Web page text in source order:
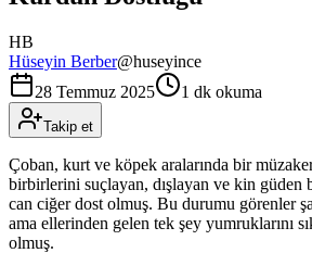
HB
Hüseyin Berber@huseyince
28 Temmuz 2025
1 dk okuma
Takip et
Çoban, kurt ve köpek aralarında bir
birbirlerini suçlayan, dışlayan ve kin güden
can ciğer dost olmuş. Bu durumu görenler
ama ellerinden gelen tek şey yumruklarını
olmuş.